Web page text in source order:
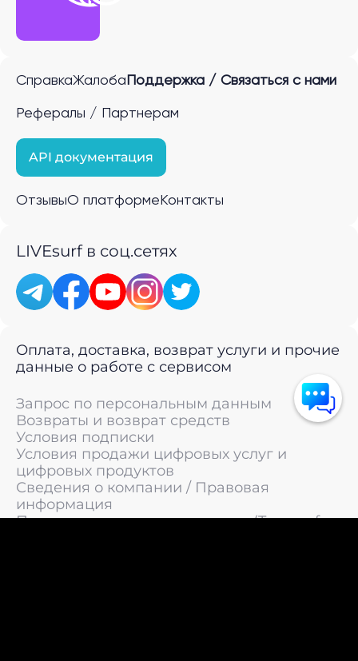
СправкаЖалоба Поддержка / Связаться с нами
Рефералы / Партнерам
API документация
ОтзывыО платформе Контакты
LIVEsurf в соц.сетях
Оплата, доставка, возврат услуги и прочие
данные о работе с сервисом
Запрос по персональным данным
Возвраты и возврат средств
Условия подписки
Условия продажи цифровых услуг и
цифровых продуктов
Сведения о компании / Правовая
информация
Пользовательское соглашение (Terms of